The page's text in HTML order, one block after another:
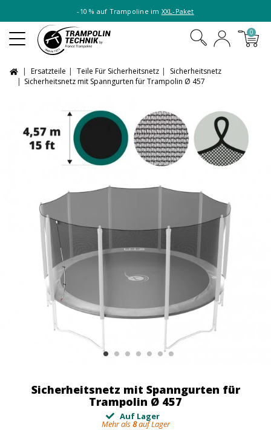
-10 % auf Trampoline im XXL-Paket
0
Ersatzteile Teile Für Sicherheitsnetz
Sicherheitsnetz
Sicherheitsnetz mit Spanngurten für Trampolin Ø 457
Sicherheitsnetz mit Spanngurten für
Trampolin Ø 457
Auf Lager
Mehr als8auf Lager